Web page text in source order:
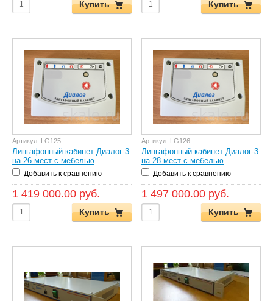
Купить Купить
Артикул: LG125
Лингафонный кабинет Диалог-3
на 26 мест с мебелью
Добавить к сравнению
1 419 000.00 руб.
Купить
Артикул: LG126
Лингафонный кабинет Диалог-3
на 28 мест с мебелью
Добавить к сравнению
1 497 000.00 руб.
Купить